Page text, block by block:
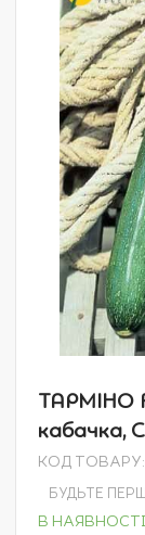
кінця
галереї
зображень
Перейти
початку
галереї
ТАРМІНО
кабачка,
КОД ТОВАРУ
БУДЬТЕ
В НАЯВНОСТІ